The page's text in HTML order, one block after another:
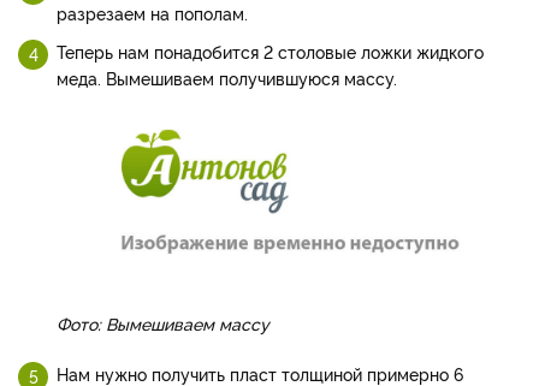
разрезаем на пополам.
Теперь нам понадобится 2 столовые ложки жидкого
меда. Вымешиваем получившуюся массу.
Фото: Вымешиваем массу
Нам нужно получить пласт толщиной примерно 6